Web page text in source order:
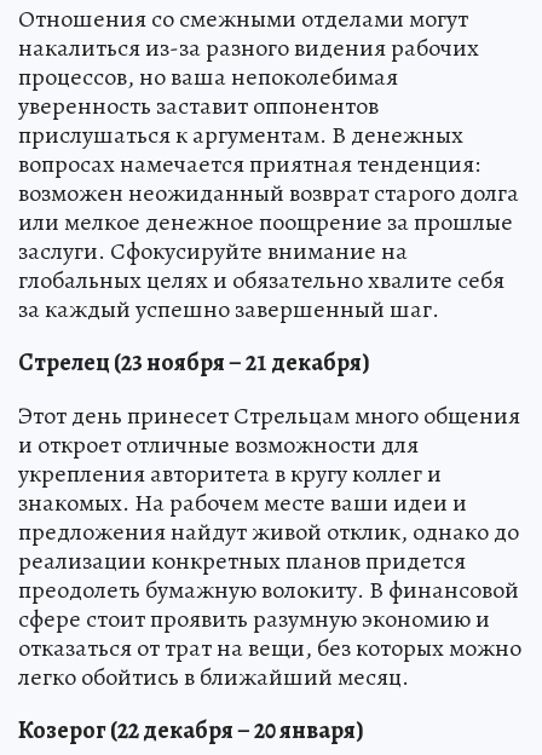
Отношения со смежными отделами могут
накалиться из-за разного видения рабочих
процессов, но ваша непоколебимая
уверенность заставит оппонентов
прислушаться к аргументам. В денежных
вопросах намечается приятная тенденция:
возможен неожиданный возврат старого долга
или мелкое денежное поощрение за прошлые
заслуги. Сфокусируйте внимание на
глобальных целях и обязательно хвалите себя
за каждый успешно завершенный шаг.
Стрелец (23 ноября – 21 декабря)
Этот день принесет Стрельцам много общения
и откроет отличные возможности для
укрепления авторитета в кругу коллег и
знакомых. На рабочем месте ваши идеи и
предложения найдут живой отклик, однако до
реализации конкретных планов придется
преодолеть бумажную волокиту. В финансовой
сфере стоит проявить разумную экономию и
отказаться от трат на вещи, без которых можно
легко обойтись в ближайший месяц.
Козерог (22 декабря – 20 января)